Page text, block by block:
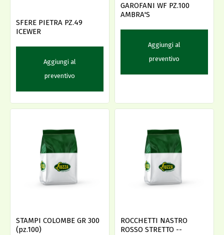
SFERE PIETRA PZ.49
ICEWER
Aggiungi al
preventivo
GAROFANI WF PZ.100
AMBRA'S
Aggiungi al
preventivo
STAMPI COLOMBE GR 300
(pz.100)
ROCCHETTI NASTRO
ROSSO STRETTO --